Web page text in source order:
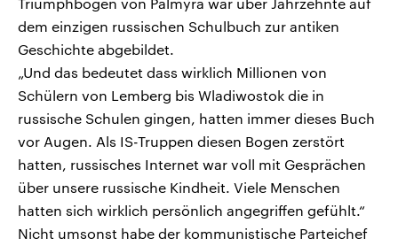
Triumphbogen von Palmyra war über Jahrzehnte auf
dem einzigen russischen Schulbuch zur antiken
Geschichte abgebildet.
„Und das bedeutet dass wirklich Millionen von
Schülern von Lemberg bis Wladiwostok die in
russische Schulen gingen, hatten immer dieses Buch
vor Augen. Als IS-Truppen diesen Bogen zerstört
hatten, russisches Internet war voll mit Gesprächen
über unsere russische Kindheit. Viele Menschen
hatten sich wirklich persönlich angegriffen gefühlt.“
Nicht umsonst habe der kommunistische Parteichef